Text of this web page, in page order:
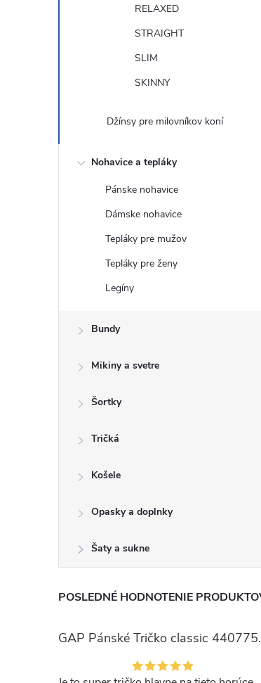
RELAXED
STRAIGHT
SLIM
SKINNY
Džínsy pre milovníkov koní
Nohavice a tepláky
Pánske nohavice
Dámske nohavice
Tepláky pre mužov
Tepláky pre ženy
Legíny
Bundy
Mikiny a svetre
Šortky
Tričká
Košele
Opasky a doplnky
Šaty a sukne
POSLEDNÉ HODNOTENIE
GAP